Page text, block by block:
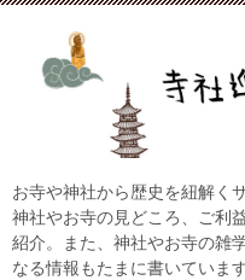
お寺や神社から歴史を紐解く
神社やお寺の見どころ、ご利
紹介。また、神社やお寺の雑
なる情報もたまに書いています